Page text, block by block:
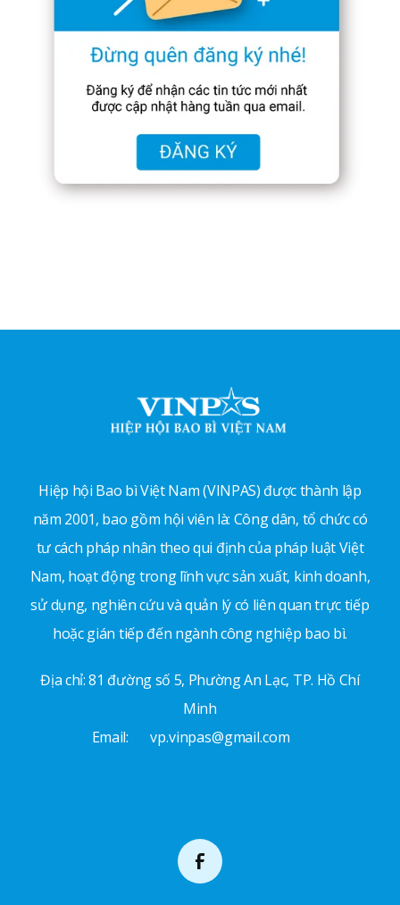
Hiệp hội Bao bì Việt Nam (VINPAS) được thành lập
năm 2001, bao gồm hội viên là: Công dân, tổ chức có
tư cách pháp nhân theo qui định của pháp luật Việt
Nam, hoạt động trong lĩnh vực sản xuất, kinh doanh,
sử dụng, nghiên cứu và quản lý có liên quan trực tiếp
hoặc gián tiếp đến ngành công nghiệp bao bì.
Địa chỉ: 81 đường số 5, Phường An Lạc, TP. Hồ Chí
Minh
Email:
vp.vinpas@gmail.com